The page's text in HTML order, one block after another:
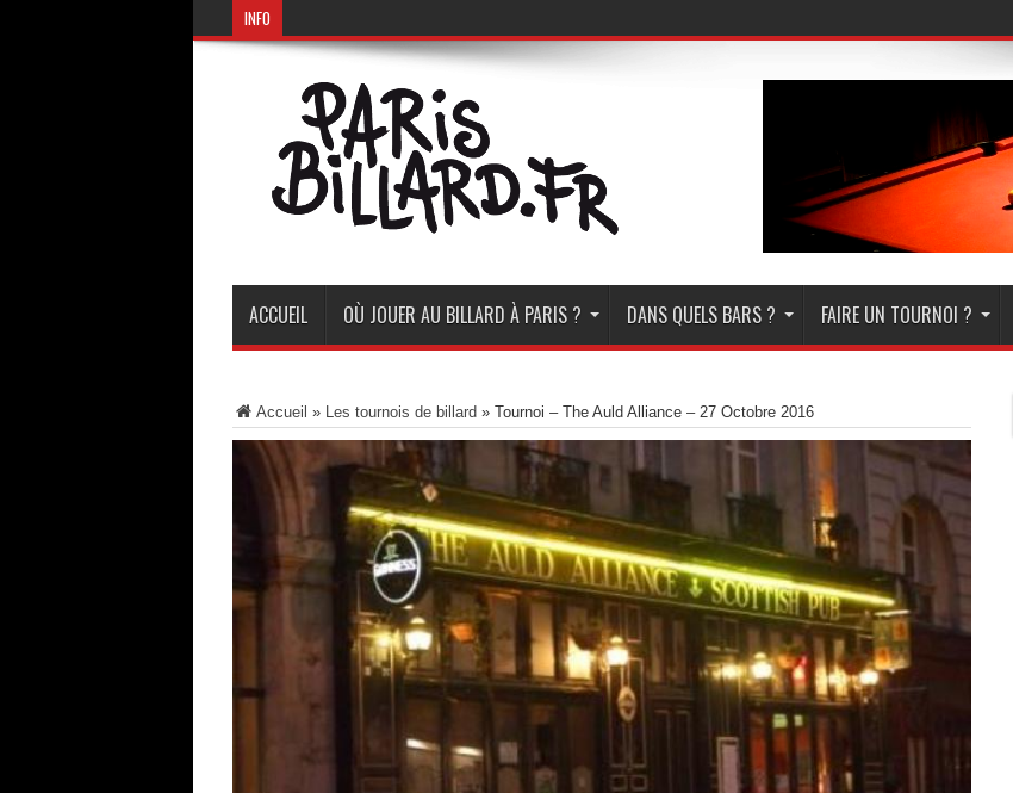
INFO
ACCUEIL OÙ JOUER AU BILLARD À PARIS ? DANS QUELS BARS ? FAIRE UN TOURNOI ?
Accueil » Les tournois de billard » Tournoi – The Auld Alliance – 27 Octobre 2016